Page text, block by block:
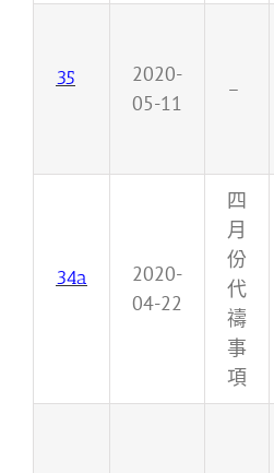
35
2020-
05-11
–
34a
2020-
04-22
四
月
份
代
禱
事
項